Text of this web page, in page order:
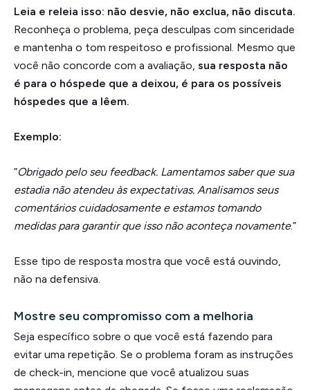
Leia e releia isso: não desvie, não exclua, não discuta.
Reconheça o problema, peça desculpas com sinceridade
e mantenha o tom respeitoso e profissional. Mesmo que
você não concorde com a avaliação, sua resposta não
é para o hóspede que a deixou, é para os possíveis
hóspedes que a lêem.
Exemplo:
”Obrigado pelo seu feedback. Lamentamos saber que sua
estadia não atendeu às expectativas. Analisamos seus
comentários cuidadosamente e estamos tomando
medidas para garantir que isso não aconteça novamente.”
Esse tipo de resposta mostra que você está ouvindo,
não na defensiva.
Mostre seu compromisso com a melhoria
Seja específico sobre o que você está fazendo para
evitar uma repetição. Se o problema foram as instruções
de check-in, mencione que você atualizou suas